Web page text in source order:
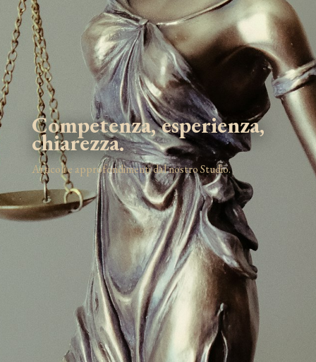
Competenza, esperienza,
chiarezza.
Articoli e approfondimenti dal nostro Studio.